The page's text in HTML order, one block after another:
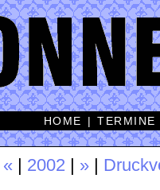
HOME |TERMINE
« 2002 »